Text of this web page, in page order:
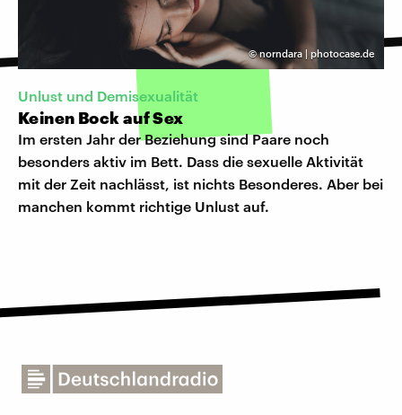
©norndara | photocase.de
Unlust und Demisexualität
Keinen Bock auf Sex
Im ersten Jahr der Beziehung sind Paare noch
besonders aktiv im Bett. Dass die sexuelle Aktivität
mit der Zeit nachlässt, ist nichts Besonderes. Aber bei
manchen kommt richtige Unlust auf.